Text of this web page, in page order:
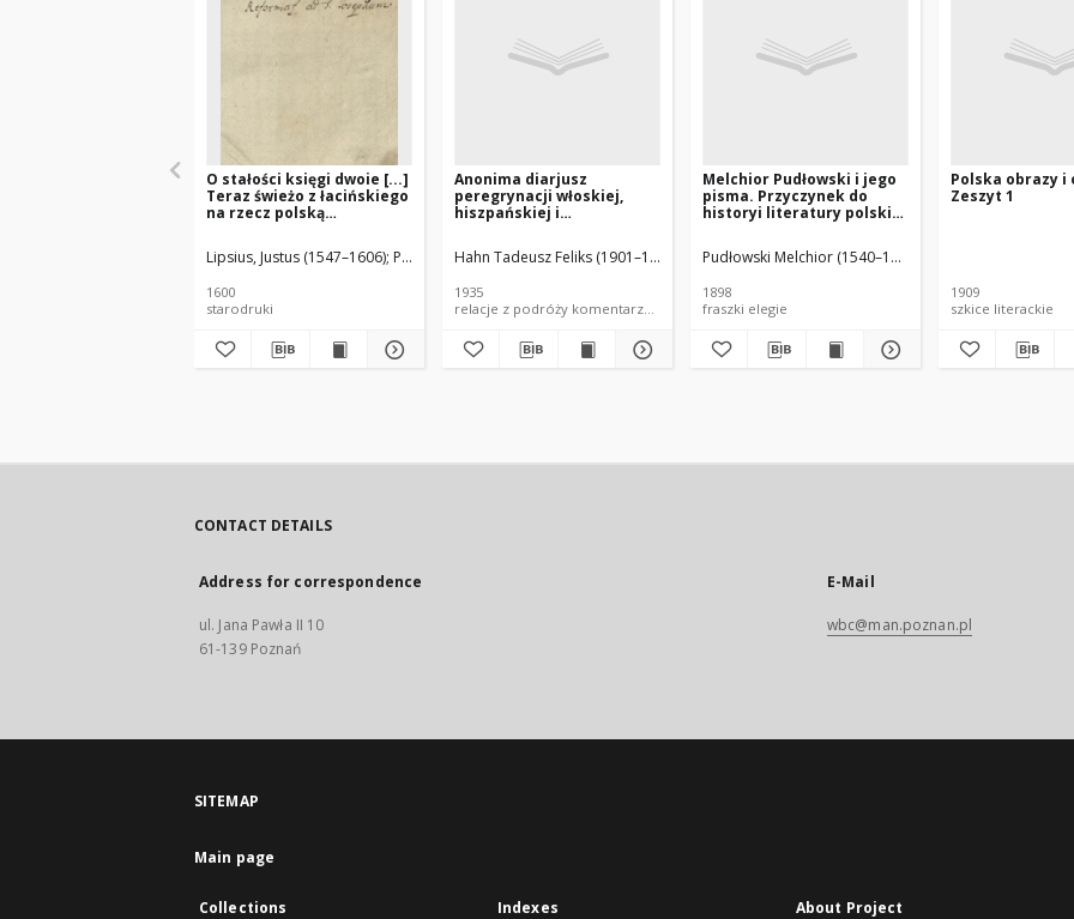
O stałości księgi dwoie [...]
Teraz świeżo z łacińskiego
na rzecz polską
Janusza Piotrowicza
Lipsius, Justus (1547–1606) Piotrowicz, Janusz Tłum.
1600
starodruki
Anonima diarjusz
peregrynacji włoskiej,
hiszpańskiej i
Hahn Tadeusz Feliks (1901–1935)
1935
relacje z podróży komentarze do tekstów
Melchior Pudłowski i jego
pisma. Przyczynek do
historyi literatury polskiej
Pudłowski Melchior (1540–1588)
1898
fraszki elegie
Polska obrazy i
Zeszyt 1
1909
szkice literackie
CONTACT DETAILS
Address for correspondence
ul. Jana Pawła II 10
61-139 Poznań
E-Mail
wbc@man.poznan.pl
SITEMAP
Main page
Collections Indexes About Project